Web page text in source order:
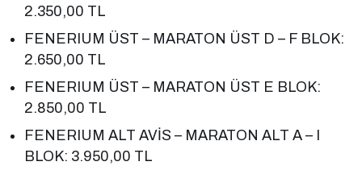
2.350,00 TL
FENERIUM ÜST – MARATON ÜST D – F BLOK:
2.650,00 TL
FENERIUM ÜST – MARATON ÜST E BLOK:
2.850,00 TL
FENERIUM ALT AVİS – MARATON ALT A – I
BLOK: 3.950,00 TL